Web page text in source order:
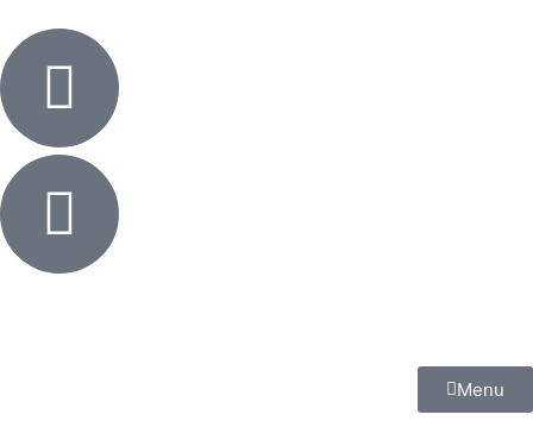
Menu